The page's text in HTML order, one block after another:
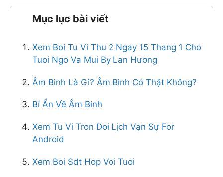
Bách hợp
Đam mỹ
Đam mỹ hoàn
Lịch cúp điện hôm nay
Lịch cúp điện bến tre
Lịch cúp điện trà vinh
Trang TTĐTTH Của công ty VietnewsCorp
Lầu 3 - Compa Building - 293 Điện Biên Phủ -
Phường 15 - Bình Thạnh - TPHCM
Mục lục bài viết
Xem Boi Tu Vi Thu 2 Ngay 15 Thang 1 Cho
Tuoi Ngo Va Mui By Lan Hương
Âm Binh Là Gì? Âm Binh Có Thật Không?
Bí Ẩn Về Âm Binh
Xem Tu Vi Tron Doi Lịch Vạn Sự For
Android
Xem Boi Sdt Hop Voi Tuoi